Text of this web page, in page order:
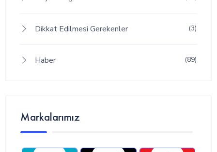
Dikkat Edilmesi Gerekenler (3)
Haber (89)
Markalarımız